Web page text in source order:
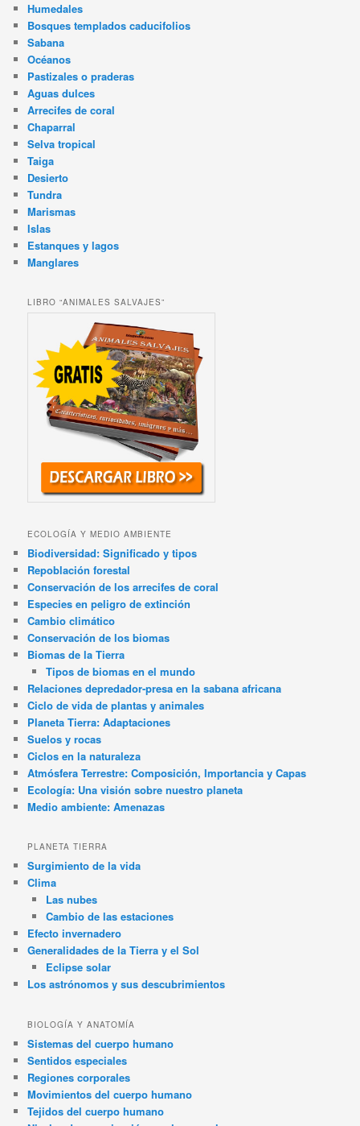
Humedales
Bosques templados caducifolios
Sabana
Océanos
Pastizales o praderas
Aguas dulces
Arrecifes de coral
Chaparral
Selva tropical
Taiga
Desierto
Tundra
Marismas
Islas
Estanques y lagos
Manglares
LIBRO “ANIMALES SALVAJES”
ECOLOGÍA Y MEDIO AMBIENTE
Biodiversidad: Significado y tipos
Repoblación forestal
Conservación de los arrecifes de coral
Especies en peligro de extinción
Cambio climático
Conservación de los biomas
Biomas de la Tierra
Tipos de biomas en el mundo
Relaciones depredador-presa en la sabana africana
Ciclo de vida de plantas y animales
Planeta Tierra: Adaptaciones
Suelos y rocas
Ciclos en la naturaleza
Atmósfera Terrestre: Composición, Importancia y Capas
Ecología: Una visión sobre nuestro planeta
Medio ambiente: Amenazas
PLANETA TIERRA
Surgimiento de la vida
Clima
Las nubes
Cambio de las estaciones
Efecto invernadero
Generalidades de la Tierra y el Sol
Eclipse solar
Los astrónomos y sus descubrimientos
BIOLOGÍA Y ANATOMÍA
Sistemas del cuerpo humano
Sentidos especiales
Regiones corporales
Movimientos del cuerpo humano
Tejidos del cuerpo humano